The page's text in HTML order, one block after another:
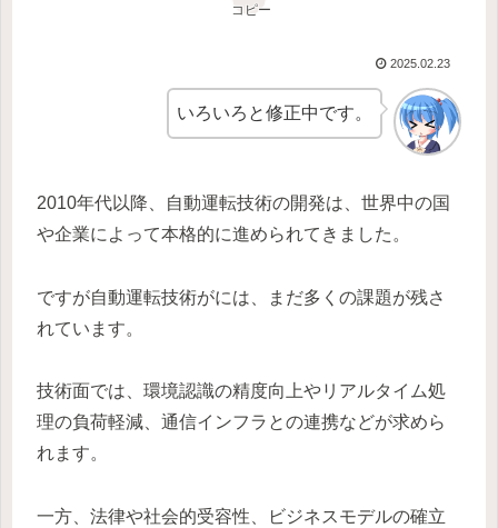
コピー
2025.02.23
いろいろと修正中です。
2010年代以降、自動運転技術の開発は、世界中の国
や企業によって本格的に進められてきました。
ですが自動運転技術がには、まだ多くの課題が残さ
れています。
技術面では、環境認識の精度向上やリアルタイム処
理の負荷軽減、通信インフラとの連携などが求めら
れます。
一方、法律や社会的受容性、ビジネスモデルの確立